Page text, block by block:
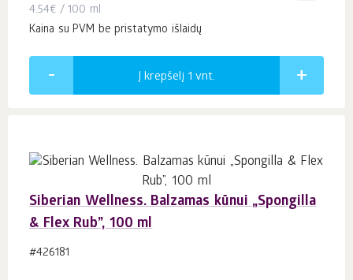
4.54€ / 100 ml
Kaina su PVM be pristatymo išlaidų
Į krepšelį 1 vnt.
Siberian Wellness. Balzamas kūnui „Spongilla
& Flex Rub”, 100 ml
#426181